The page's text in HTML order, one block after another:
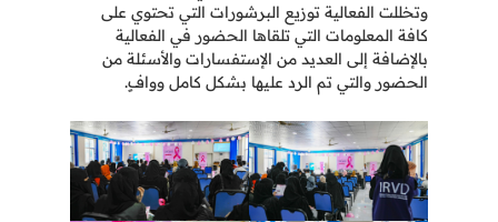
وتخللت الفعالية توزيع البرشورات التي تحتوي على
كافة المعلومات التي تلقاها الحضور في الفعالية
بالإضافة إلى العديد من الإستفسارات والأسئلة من
الحضور والتي تم الرد عليها بشكل كامل ووافٍ.